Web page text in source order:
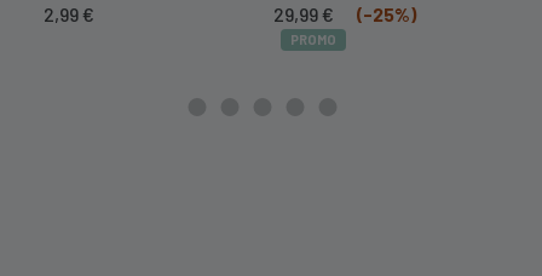
2,99€
Il
prezzo
originale
39,99 €.
29,99€
prezzo
(-25%)
PROMO